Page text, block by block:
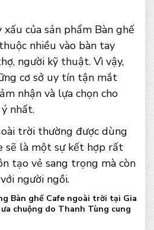
của sản phẩm Bàn ghế
nhiều vào bàn tay
người kỹ thuật. Vì vậy,
cơ sở uy tín tận mắt
nhận và lựa chọn cho
nhất.
trời thường được dùng
sẽ là một sự kết hợp rất
tạo vẻ sang trọng mà còn
người ngồi.
Bàn ghế Cafe ngoài trời tại Gia
ưa chuộng do Thanh Tùng cung